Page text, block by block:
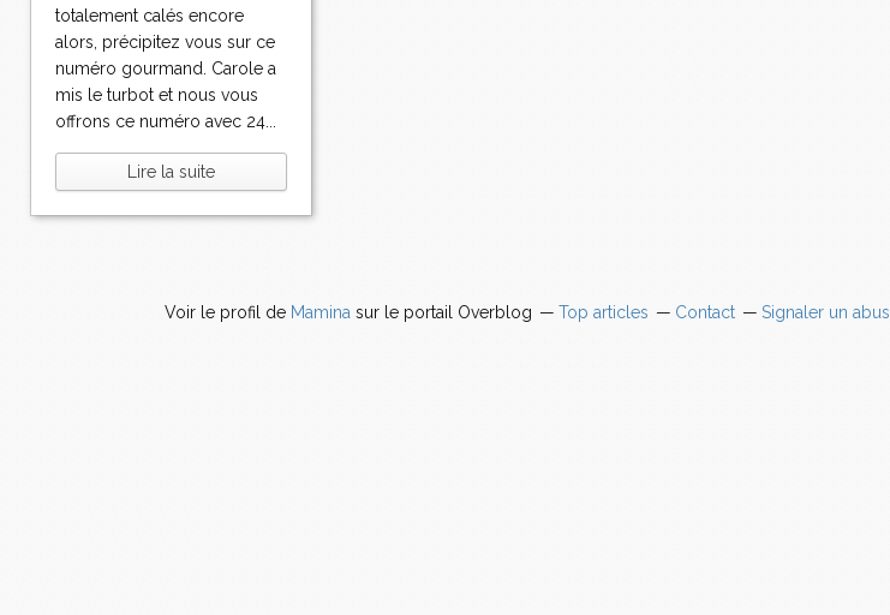
totalement calés encore
alors, précipitez vous sur ce
numéro gourmand. Carole a
mis le turbot et nous vous
offrons ce numéro avec 24...
Lire la suite
Voir le profil de Mamina sur le portail Overblog Top articles Contact Signaler un abus